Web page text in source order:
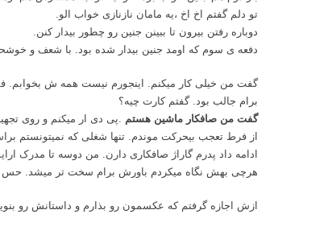
تو دلم گفتم اخ اخ ،یه مامان نازنازی خواب الو.
دوباره رفتن بیرون تا ببینن جنین رو چطور بیدار کنن.
دفعه ی سوم که اومد جنین بیدار شده بود. با شعف و
گفت من خیلی کار میکنم. اینجورم نیست همه ش بخوابم.
برام جالب بود. گفتم کارت چیه؟
گفت من صافکار ماشین هستم .پی دی ار میکنم و روی
از فرط تعجب بیحرکت موندم. تنها شغلی که نمیتونستم
ادامه داد پدرم گاراژ صافکاری دارن. من دوسه تا مدرک
هرچی بهش نگاه میکردم باورش برام سخت تر میشد. حس
ازش اجازه گرفتم که عکسمون رو بذارم و داستانش رو